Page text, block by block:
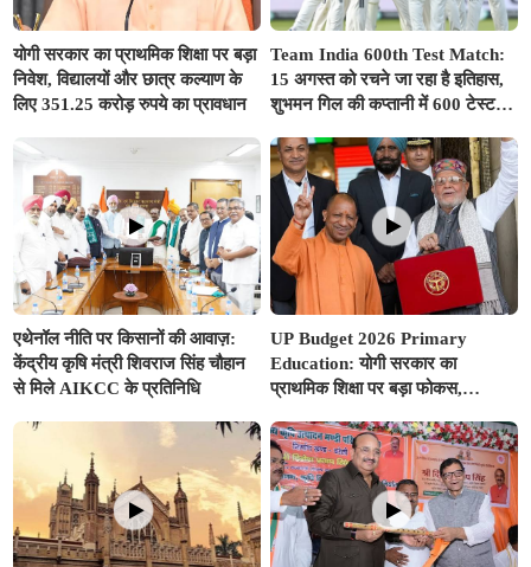
योगी सरकार का प्राथमिक शिक्षा पर बड़ा
निवेश, विद्यालयों और छात्र कल्याण के
लिए 351.25 करोड़ रुपये का प्रावधान
Team India 600th Test Match:
15 अगस्त को रचने जा रहा है इतिहास,
शुभमन गिल की कप्तानी में 600 टेस्ट
भारत
एथेनॉल नीति पर किसानों की आवाज़:
केंद्रीय कृषि मंत्री शिवराज सिंह चौहान
से मिले AIKCC के प्रतिनिधि
UP Budget 2026 Primary
Education: योगी सरकार का
प्राथमिक शिक्षा पर बड़ा फोकस,
से अधिक का प्रावधान